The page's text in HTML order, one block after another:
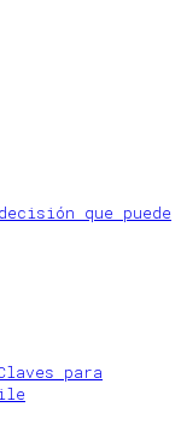
que puede
para